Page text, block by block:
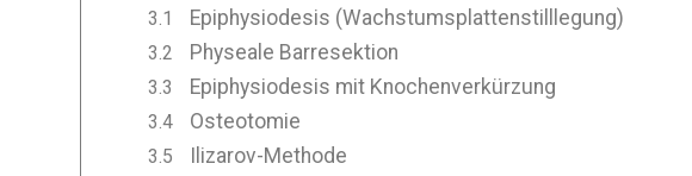
Epiphysiodesis (Wachstumsplattenstilllegung)
Physeale Barresektion
Epiphysiodesis mit Knochenverkürzung
Osteotomie
Ilizarov-Methode